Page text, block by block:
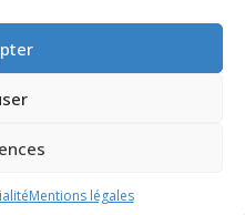
Mentions légales
Restons en contact
droits réservés
légales